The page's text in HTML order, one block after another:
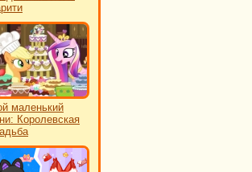
маленький
Королевская